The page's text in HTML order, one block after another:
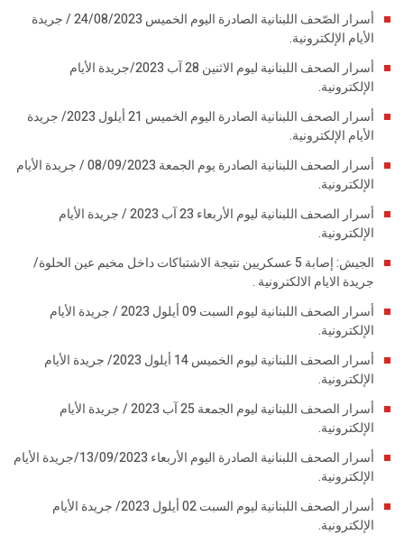
أسرار الصّحف اللبنانية الصادرة اليوم الخميس 24/08/2023 / جريدة
الأيام الإلكترونية.
أسرار الصحف اللبنانية ليوم الاثنين 28 آب 2023/جريدة الأيام
الإلكترونية.
أسرار الصحف اللبنانية الصادرة اليوم الخميس 21 أيلول 2023/ جريدة
الأيام الإلكترونية.
أسرار الصحف اللبنانية الصادرة يوم الجمعة 08/09/2023 / جريدة الأيام
الإلكترونية.
أسرار الصحف اللبنانية ليوم الأربعاء 23 آب 2023 / جريدة الأيام
الإلكترونية.
الجيش: إصابة 5 عسكريين نتيجة الاشتباكات داخل مخيم عين الحلوة/
جريدة الايام الالكترونية .
أسرار الصحف اللبنانية ليوم السبت 09 أيلول 2023 / جريدة الأيام
الإلكترونية.
أسرار الصحف اللبنانية ليوم الخميس 14 أيلول 2023/ جريدة الأيام
الإلكترونية.
أسرار الصحف اللبنانية ليوم الجمعة 25 آب 2023 / جريدة الأيام
الإلكترونية.
أسرار الصحف اللبنانية الصادرة اليوم الأربعاء 13/09/2023/جريدة الأيام
الإلكترونية.
أسرار الصحف اللبنانية ليوم السبت 02 أيلول 2023/ جريدة الأيام
الإلكترونية.